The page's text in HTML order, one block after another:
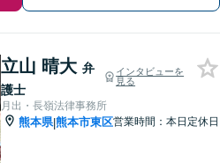
立山 晴大 弁
護士
インタビューを
見る
月出・長嶺法律事務所
熊本県|熊本市東区営業時間：本日定休日